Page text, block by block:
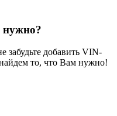
нужно?
забудьте добавить VIN-
то, что Вам нужно!